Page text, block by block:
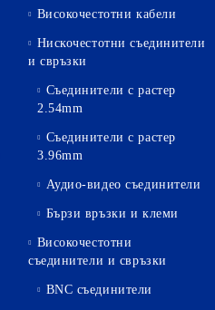
Високочестотни кабели
Нискочестотни съединители
и свръзки
Съединители с растер
2.54mm
Съединители с растер
3.96mm
Аудио-видео съединители
Бързи връзки и клеми
Високочестотни
съединители и свръзки
BNC съединители